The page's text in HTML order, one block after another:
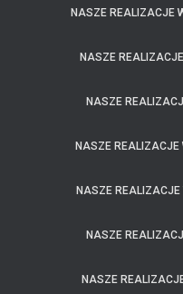
NASZE REALIZACJE
NASZE
NASZE
NASZE REALIZACJE
NASZE
NASZE
NASZE